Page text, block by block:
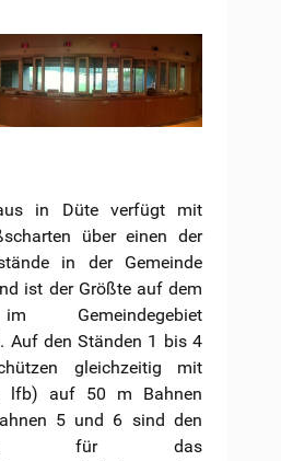
in Düte verfügt mit
über einen der
in der Gemeinde
ist der Größte auf dem
Gemeindegebiet
Auf den Ständen 1 bis 4
gleichzeitig mit
lfb) auf 50 m Bahnen
5 und 6 sind den
für das